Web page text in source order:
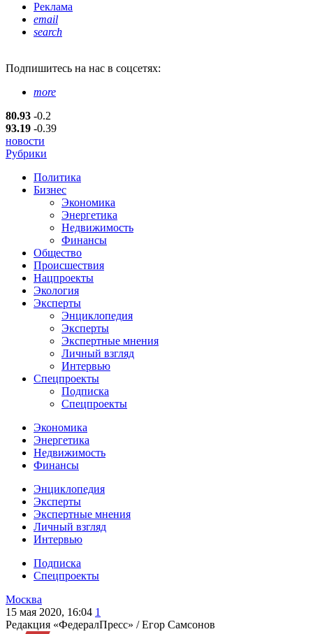
Реклама
email
search
Подпишитесь на нас в соцсетях:
more
80.93 -0.2
93.19 -0.39
новости
Рубрики
Политика
Бизнес
Экономика
Энергетика
Недвижимость
Финансы
Общество
Происшествия
Нацпроекты
Экология
Эксперты
Энциклопедия
Эксперты
Экспертные мнения
Личный взгляд
Интервью
Спецпроекты
Подписка
Спецпроекты
Экономика
Энергетика
Недвижимость
Финансы
Энциклопедия
Эксперты
Экспертные мнения
Личный взгляд
Интервью
Подписка
Спецпроекты
Москва
15 мая 2020, 16:04 1
Редакция «ФедералПресс» /Егор Самсонов